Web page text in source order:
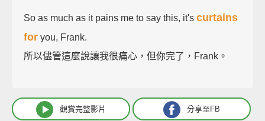
So as much as it pains me to say this, it's curtains
for you, Frank.
所以儘管這麼說讓我很痛心，但你完了，Frank。
觀賞完整影片 分享至FB